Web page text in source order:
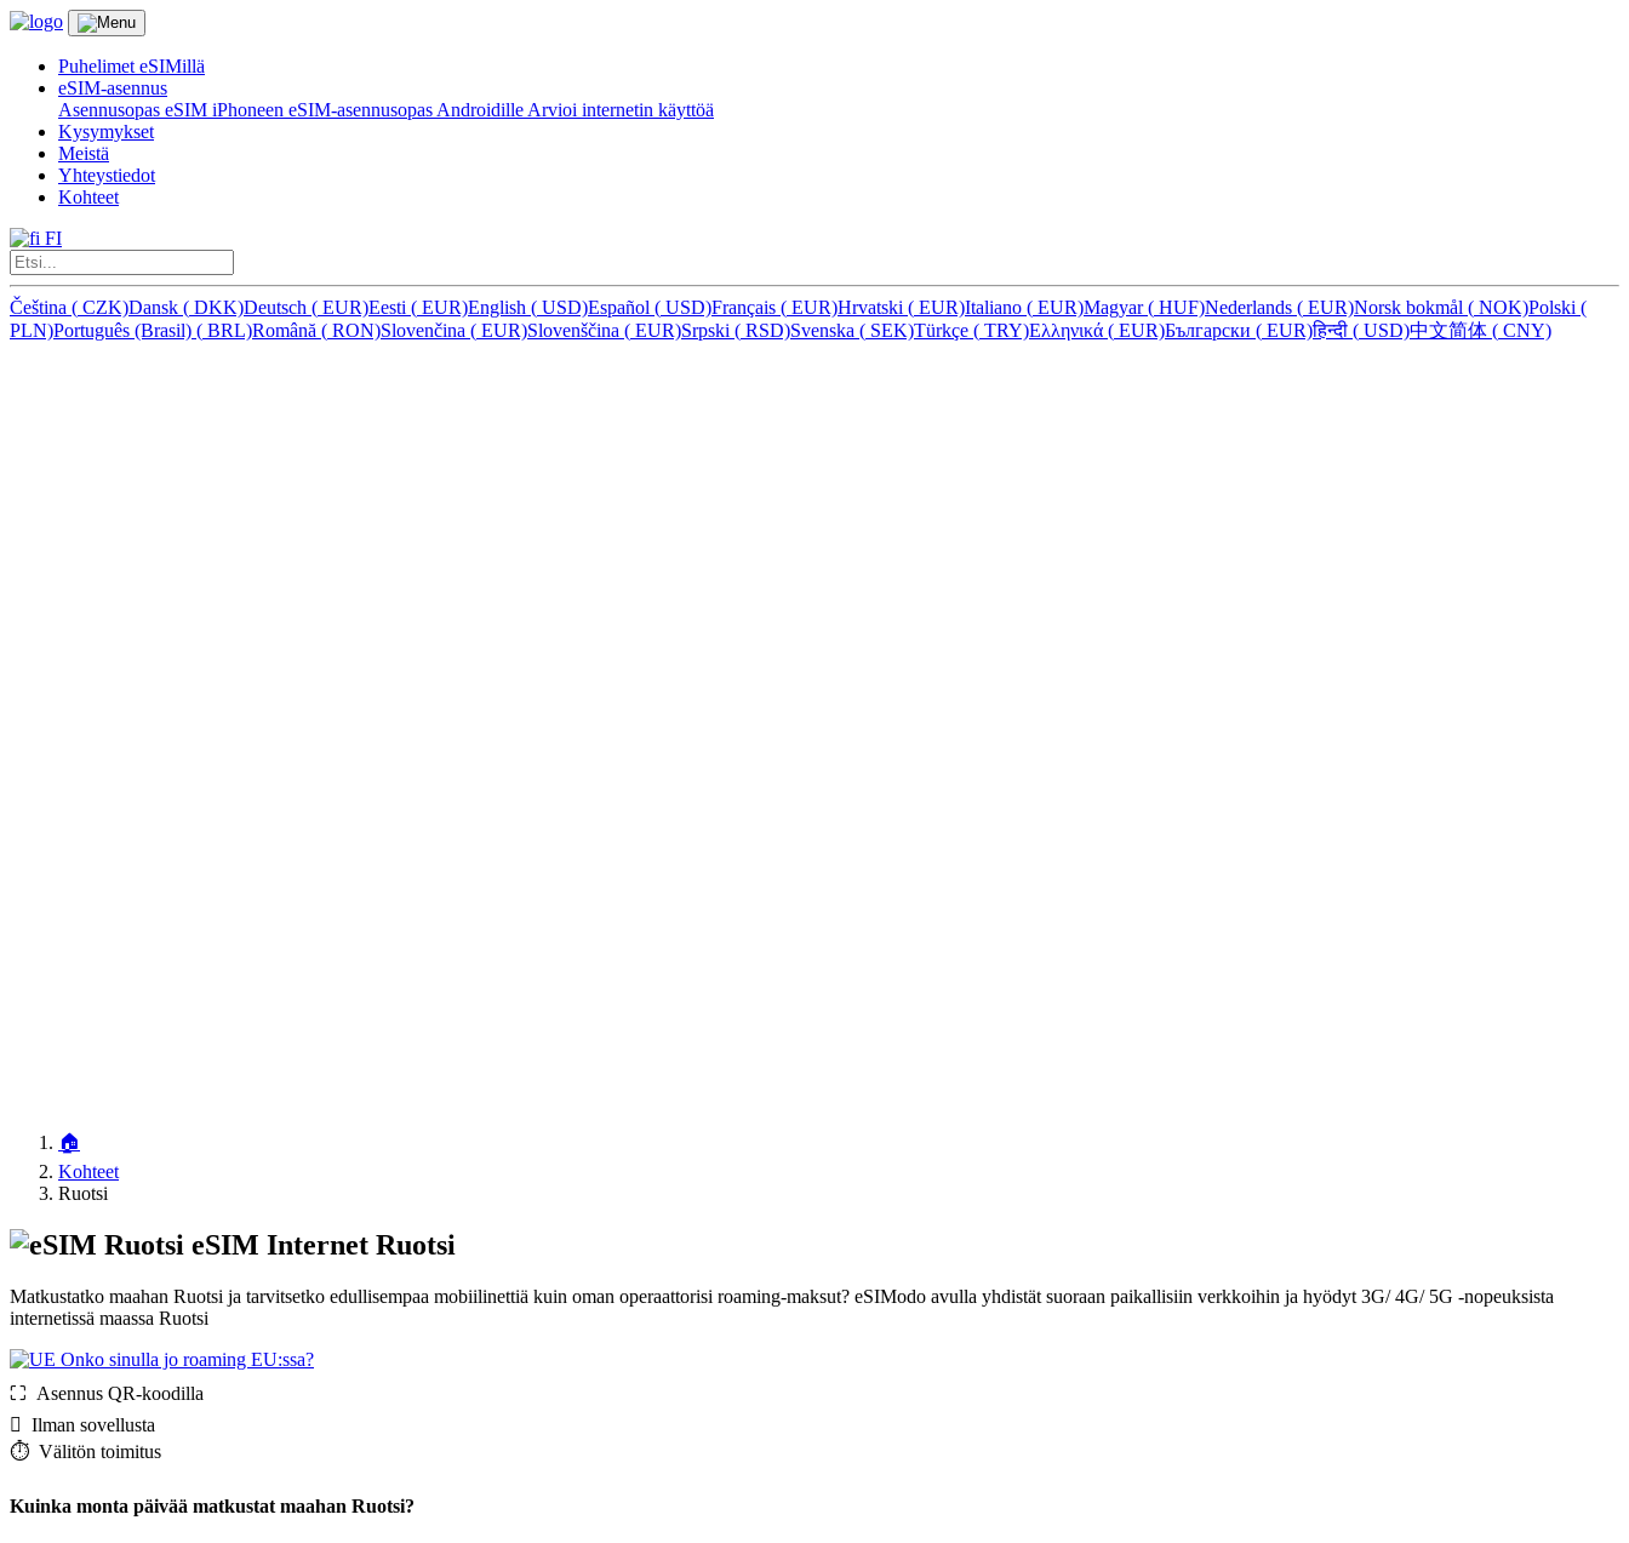
Puhelimet eSIMillä
eSIM-asennus
Asennusopas eSIM iPhoneen eSIM-asennusopas Androidille Arvioi internetin käyttöä
Kysymykset
Meistä
Yhteystiedot
Kohteet
FI
Čeština ( CZK)Dansk ( DKK)Deutsch ( EUR)Eesti ( EUR)English ( USD)Español ( USD)Français ( EUR)Hrvatski ( EUR)Italiano ( EUR)Magyar( HUF)Nederlands ( EUR)Norsk bokmål ( NOK)Polski (
PLN)Português (Brasil) ( BRL)Română ( RON)Slovenčina ( EUR)Slovenščina ( EUR)Srpski ( RSD)Svenska ( SEK)Türkçe ( TRY)Ελληνικά ( EUR)Български ( EUR)हिन्दी ( USD)中文简体 ( CNY)
🏠
Kohteet
Ruotsi
eSIM Internet Ruotsi
Matkustatko maahan Ruotsi ja tarvitsetko edullisempaa mobiilinettiä kuin oman operaattorisi roaming-maksut? eSIModo avulla yhdistät suoraan paikallisiin verkkoihin ja hyödyt 3G/ 4G/ 5G -nopeuksista
internetissä maassa Ruotsi
Onko sinulla jo roaming EU:ssa?
⛶️️ Asennus QR-koodilla
️ Ilman sovellusta
⏱️️ Välitön toimitus
Kuinka monta päivää matkustat maahan Ruotsi?